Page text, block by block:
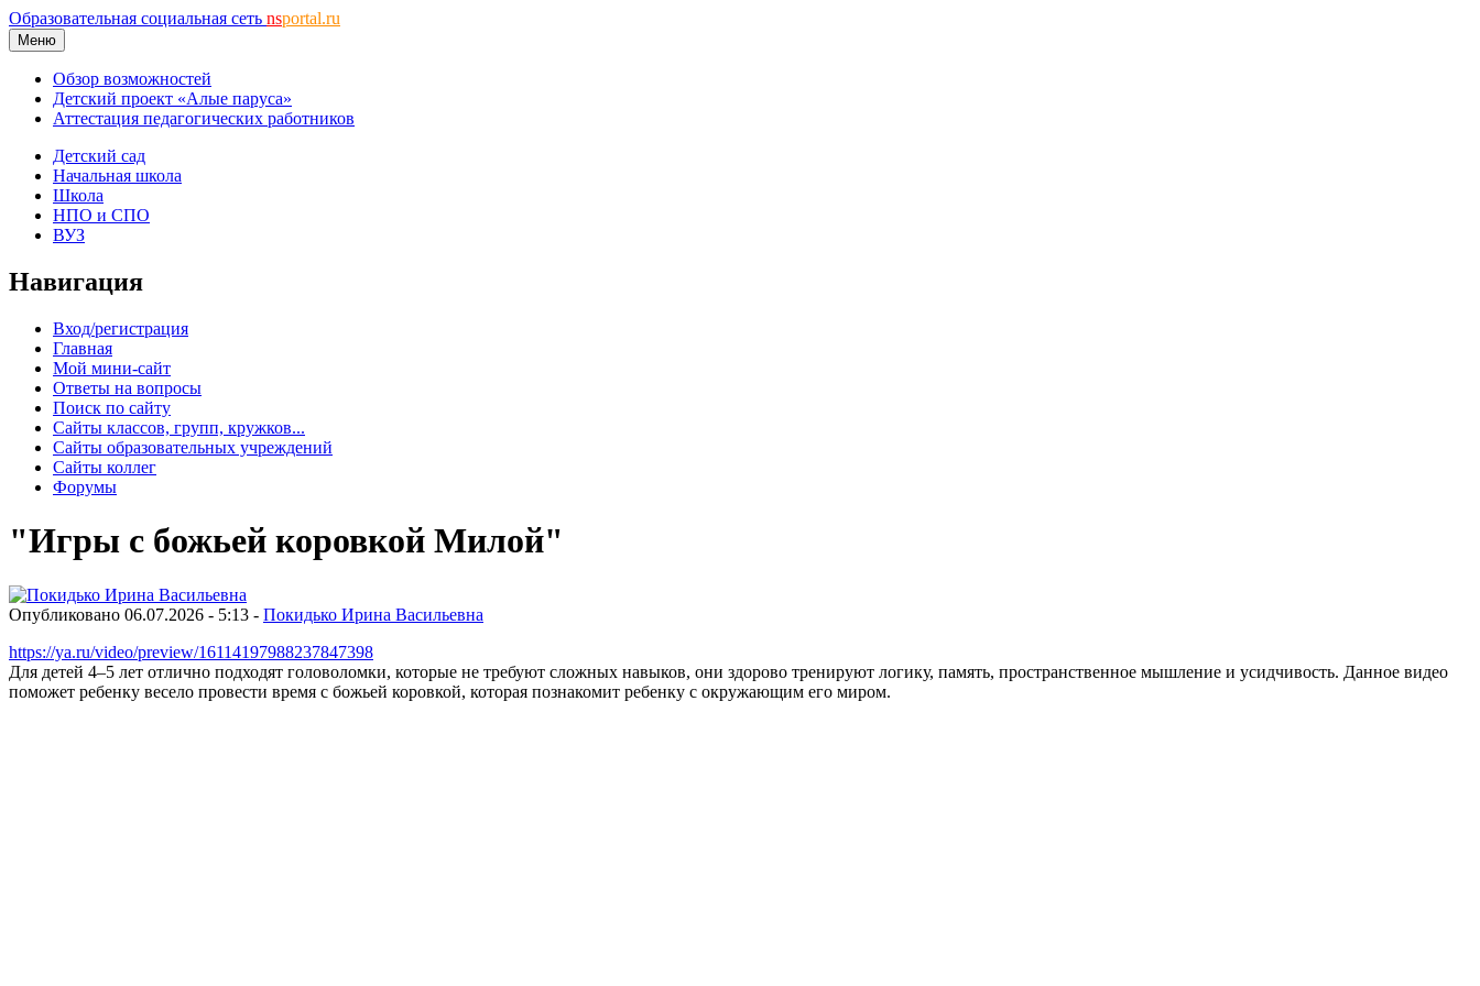
Образовательная социальная сеть nsportal.ru
Меню
Обзор возможностей
Детский проект «Алые паруса»
Аттестация педагогических работников
Детский сад
Начальная школа
Школа
НПО и СПО
ВУЗ
Навигация
Вход/регистрация
Главная
Мой мини-сайт
Ответы на вопросы
Поиск по сайту
Сайты классов, групп, кружков...
Сайты образовательных учреждений
Сайты коллег
Форумы
"Игры с божьей коровкой Милой"
Опубликовано 06.07.2026 - 5:13 - Покидько Ирина Васильевна
https://ya.ru/video/preview/16114197988237847398
Для детей 4–5 лет отлично подходят головоломки, которые не требуют сложных навыков, они здорово тренируют логику, память, пространственное мышление и усидчивость. Данное видео
поможет ребенку весело провести время с божьей коровкой, которая познакомит ребенку с окружающим его миром.